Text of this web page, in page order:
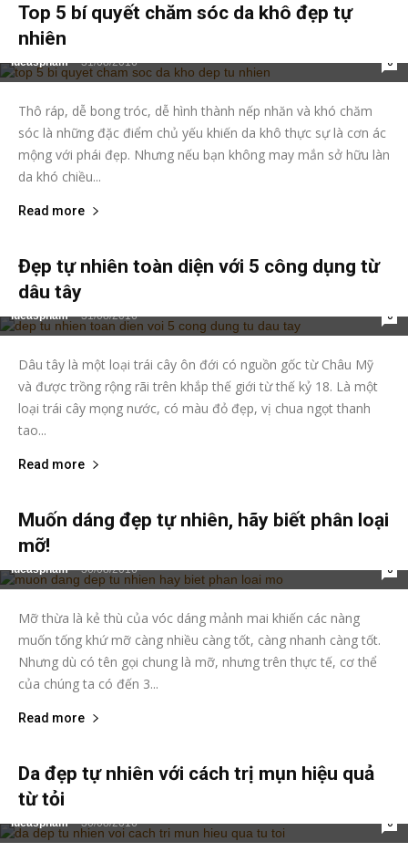
Top 5 bí quyết chăm sóc da khô đẹp tự
nhiên
lucaspham - 31/08/2016 0
Thô ráp, dễ bong tróc, dễ hình thành nếp nhăn và khó chăm
sóc là những đặc điểm chủ yếu khiến da khô thực sự là cơn ác
mộng với phái đẹp. Nhưng nếu bạn không may mắn sở hữu làn
da khó chiều...
Read more
Đẹp tự nhiên toàn diện với 5 công dụng từ
dâu tây
lucaspham - 31/08/2016 0
Dâu tây là một loại trái cây ôn đới có nguồn gốc từ Châu Mỹ
và được trồng rộng rãi trên khắp thế giới từ thế kỷ 18. Là một
loại trái cây mọng nước, có màu đỏ đẹp, vị chua ngọt thanh
tao...
Read more
Muốn dáng đẹp tự nhiên, hãy biết phân loại
mỡ!
lucaspham - 30/08/2016 0
Mỡ thừa là kẻ thù của vóc dáng mảnh mai khiến các nàng
muốn tống khứ mỡ càng nhiều càng tốt, càng nhanh càng tốt.
Nhưng dù có tên gọi chung là mỡ, nhưng trên thực tế, cơ thể
của chúng ta có đến 3...
Read more
Da đẹp tự nhiên với cách trị mụn hiệu quả
từ tỏi
lucaspham - 30/08/2016 0